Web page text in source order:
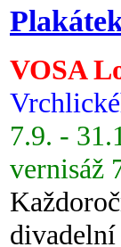
VOSA
7.9. -
vernisáž
divadelní